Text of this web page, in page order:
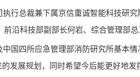
行总裁兼下属京信重诚智能科技研
沿科技部副部长何岩、综合管理部总
国四所应急管理部消防研究所基本
发展规划，同时希望今后能更好地